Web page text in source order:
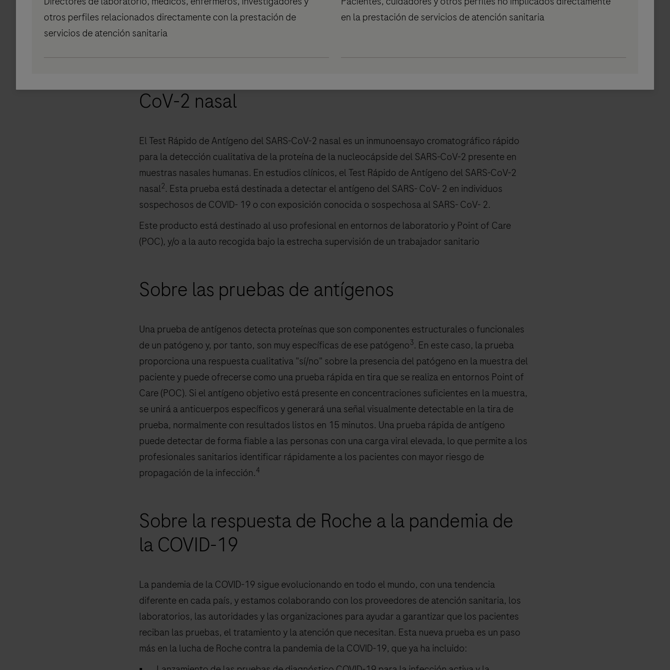
La prueba es la última adición a la amplia cartera de COVID-19 de Roche para ayudar a los
sistemas sanitarios a diagnosticar la infección por SARS-CoV-2.
CoV-2 nasal
El Test Rápido de Antígeno del SARS-CoV-2 nasal es un inmunoensayo cromatográfico rápido
para la detección cualitativa de la proteína de la nucleocápside del SARS-CoV-2 presente en
muestras nasales humanas. En estudios clínicos, el Test Rápido de Antígeno del SARS-CoV-2
nasal2. Esta prueba está destinada a detectar el antígeno del SARS- CoV- 2 en individuos
sospechosos de COVID- 19 o con exposición conocida o sospechosa al SARS- CoV- 2.
Este producto está destinado al uso profesional en entornos de laboratorio y Point of Care
(POC), y/o a la auto recogida bajo la estrecha supervisión de un trabajador sanitario
Sobre las pruebas de antígenos
Una prueba de antígenos detecta proteínas que son componentes estructurales o funcionales
de un patógeno y, por tanto, son muy específicas de ese patógeno3. En este caso, la prueba
proporciona una respuesta cualitativa "sí/no" sobre la presencia del patógeno en la muestra del
paciente y puede ofrecerse como una prueba rápida en tira que se realiza en entornos Point of
Care (POC). Si el antígeno objetivo está presente en concentraciones suficientes en la muestra,
se unirá a anticuerpos específicos y generará una señal visualmente detectable en la tira de
prueba, normalmente con resultados listos en 15 minutos. Una prueba rápida de antígeno
puede detectar de forma fiable a las personas con una carga viral elevada, lo que permite a los
profesionales sanitarios identificar rápidamente a los pacientes con mayor riesgo de
propagación de la infección.4
Sobre la respuesta de Roche a la pandemia de
la COVID-19
La pandemia de la COVID-19 sigue evolucionando en todo el mundo, con una tendencia
diferente en cada país, y estamos colaborando con los proveedores de atención sanitaria, los
laboratorios, las autoridades y las organizaciones para ayudar a garantizar que los pacientes
reciban las pruebas, el tratamiento y la atención que necesitan. Esta nueva prueba es un paso
más en la lucha de Roche contra la pandemia de la COVID-19, que ya ha incluido:
otros perfiles relacionados directamente con la prestación de
servicios de atención sanitaria
en la prestación de servicios de atención sanitaria